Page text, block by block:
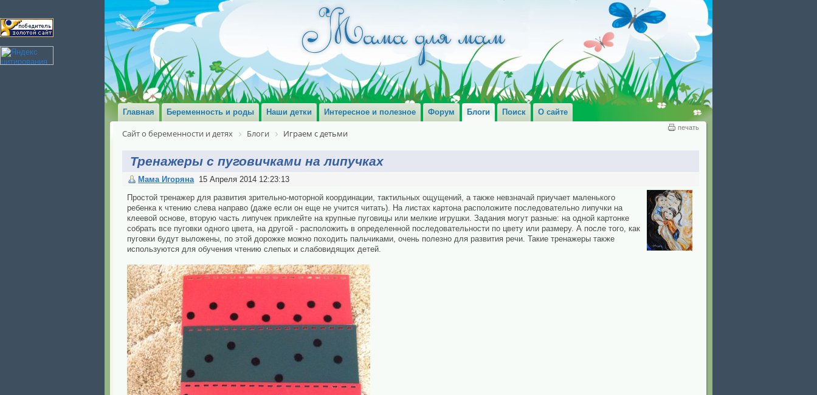
Главная Беременность и роды Наши детки Интересное и полезное Форум Блоги Поиск О сайте
печать
Сайт о беременности и детях Блоги Играем с детьми
Тренажеры с пуговичками на липучках
Мама Игоряна 15 Апреля 2014 12:23:13
Простой тренажер для развития зрительно-моторной координации, тактильных ощущений, а также невзначай приучает маленького
ребенка к чтению слева направо (даже если он еще не учится читать). На листах картона расположите последовательно липучки на
клеевой основе, вторую часть липучек приклейте на крупные пуговицы или мелкие игрушки. Задания могут разные: на одной картонке
собрать все пуговки одного цвета, на другой - расположить в определенной последовательности по цвету или размеру. А после того, как
пуговки будут выложены, по этой дорожке можно походить пальчиками, очень полезно для развития речи. Такие тренажеры также
используются для обучения чтению слепых и слабовидящих детей.